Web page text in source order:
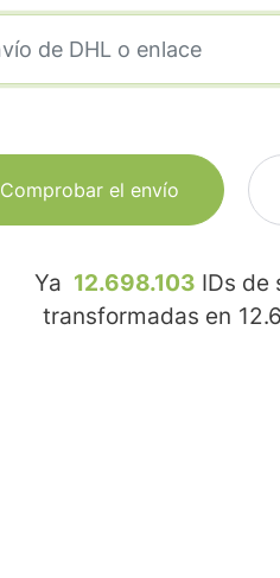
Comprobar el envío
Ya 12.698.103 IDs de
transformadas en